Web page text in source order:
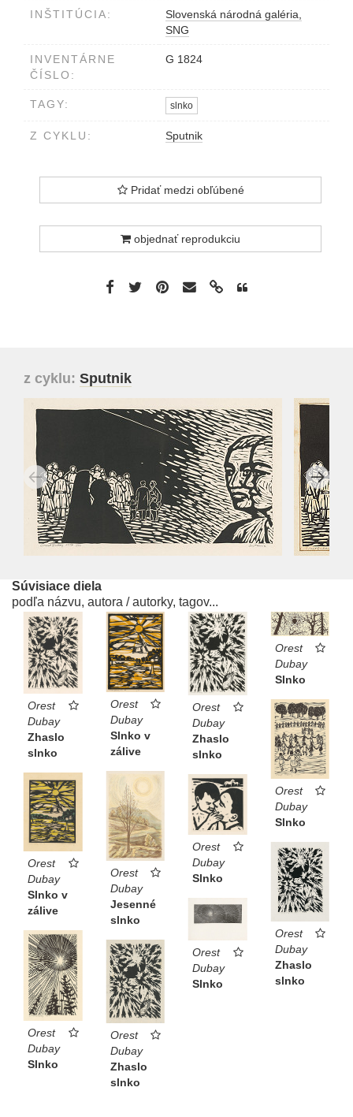
INŠTITÚCIA:
Slovenská národná galéria,
SNG
INVENTÁRNE
ČÍSLO:
G 1824
TAGY: slnko
Z CYKLU: Sputnik
Pridať medzi obľúbené
objednať reprodukciu
z cyklu: Sputnik
Súvisiace diela
podľa názvu, autora / autorky, tagov...
Orest
Dubay
Zhaslo
slnko
Orest
Dubay
Slnko v
zálive
Orest
Dubay
Zhaslo
slnko
Orest
Dubay
Slnko
Orest
Dubay
Slnko
Orest
Dubay
Jesenné
slnko
Orest
Dubay
Slnko v
zálive
Orest
Dubay
Slnko
Orest
Dubay
Zhaslo
slnko
Orest
Dubay
Slnko
Orest
Dubay
Slnko
Orest
Dubay
Zhaslo
slnko